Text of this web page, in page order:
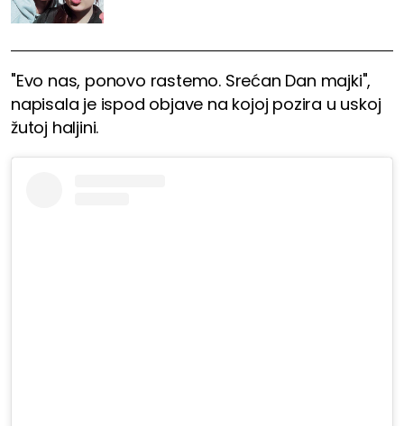
"Evo nas, ponovo rastemo. Srećan Dan majki",
napisala je ispod objave na kojoj pozira u uskoj
žutoj haljini.